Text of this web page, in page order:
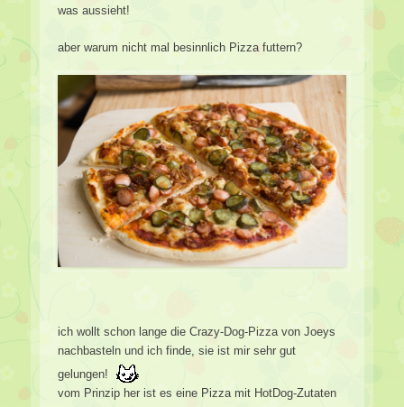
was aussieht!
aber warum nicht mal besinnlich Pizza futtern?
ich wollt schon lange die Crazy-Dog-Pizza von Joeys
nachbasteln und ich finde, sie ist mir sehr gut
gelungen!
vom Prinzip her ist es eine Pizza mit HotDog-Zutaten